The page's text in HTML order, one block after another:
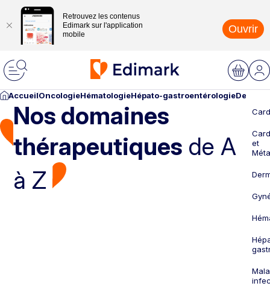
Retrouvez les contenus
Edimark sur l'application
mobile
Ouvrir
AccueilOncologieHématologieHépato-gastroentérologie
Nos domaines
thérapeutiques de A
à Z
et